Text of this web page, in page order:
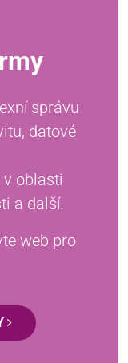
správu
datové
oblasti
a další.
web pro